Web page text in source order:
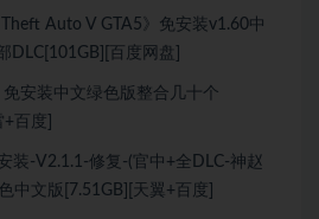
Theft Auto V GTA5》免安装v1.60中
DLC[101GB][百度网盘]
免安装中文绿色版整合几十个
百度]
装-V2.1.1-修复-(官中+全DLC-神赵
中文版[7.51GB][天翼+百度]